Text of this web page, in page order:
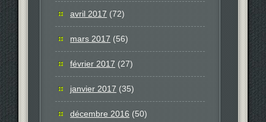
avril 2017 (72)
mars 2017 (56)
février 2017 (27)
janvier 2017 (35)
décembre 2016 (50)